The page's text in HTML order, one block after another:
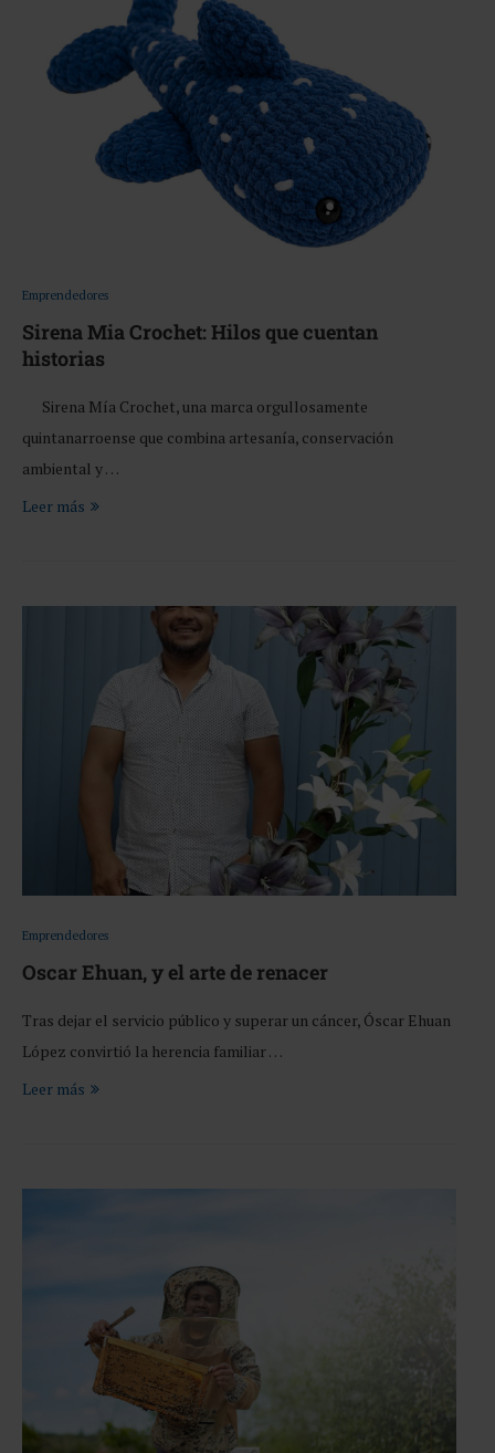
Emprendedores
Sirena Mia Crochet: Hilos que cuentan
historias
Sirena Mía Crochet, una marca orgullosamente
quintanarroense que combina artesanía, conservación
ambiental y …
Leer más
Emprendedores
Oscar Ehuan, y el arte de renacer
Tras dejar el servicio público y superar un cáncer, Óscar Ehuan
López convirtió la herencia familiar …
Leer más